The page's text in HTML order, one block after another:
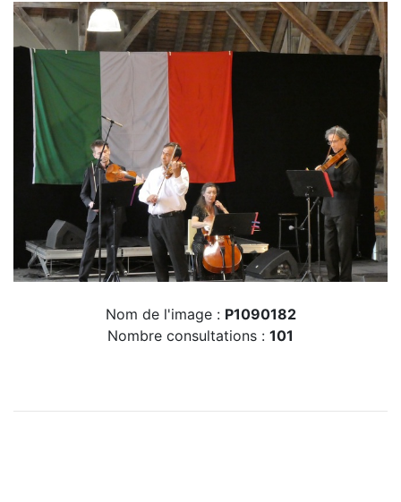
Nom de l'image : P1090182
Nombre consultations : 101